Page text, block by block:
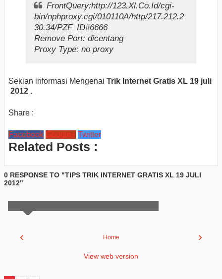
FrontQuery:http://123.Xl.Co.Id/cgi-
bin/nphproxy.cgi/010110A/http/217.212.2
30.34/PZF_ID#6666
Remove Port: dicentang
Proxy Type: no proxy
Sekian informasi Mengenai Trik Internet Gratis XL 19 juli
2012 .
Share :
Facebook Google+ Twitter
Related Posts :
0 RESPONSE TO "TIPS TRIK INTERNET GRATIS XL 19 JULI
2012"
‹ ›
Home
View web version